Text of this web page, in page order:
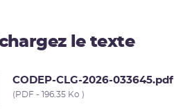
le texte
CODEP-CLG-2026-033645.pdf
(PDF - 196.35 Ko )